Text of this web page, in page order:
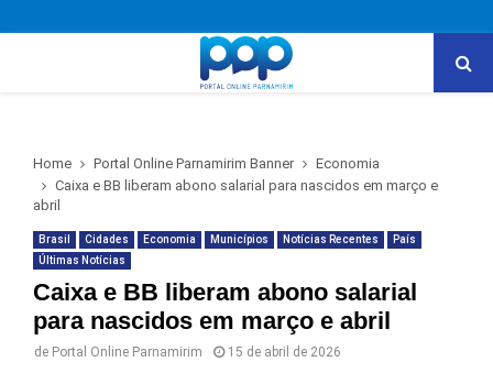
Home Portal Online Parnamirim Banner
Economia
Caixa e BB liberam abono salarial para nascidos em março e
abril
Brasil Cidades Economia Municípios Notícias Recentes
País
Últimas Notícias
Caixa e BB liberam abono salarial
para nascidos em março e abril
de Portal Online Parnamirim 15 de abril de 2026